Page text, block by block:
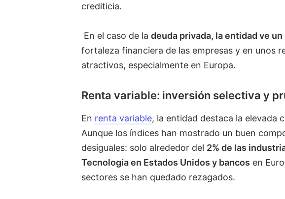
crediticia.
En el caso de la deuda privada, la entidad ve
fortaleza financiera de las empresas y en unos
atractivos, especialmente en Europa.
Renta variable: inversión selectiva y
En renta variable, la entidad destaca la elevada
Aunque los índices han mostrado un buen
desiguales: solo alrededor del 2% de las
Tecnología en Estados Unidos y bancos en
sectores se han quedado rezagados.